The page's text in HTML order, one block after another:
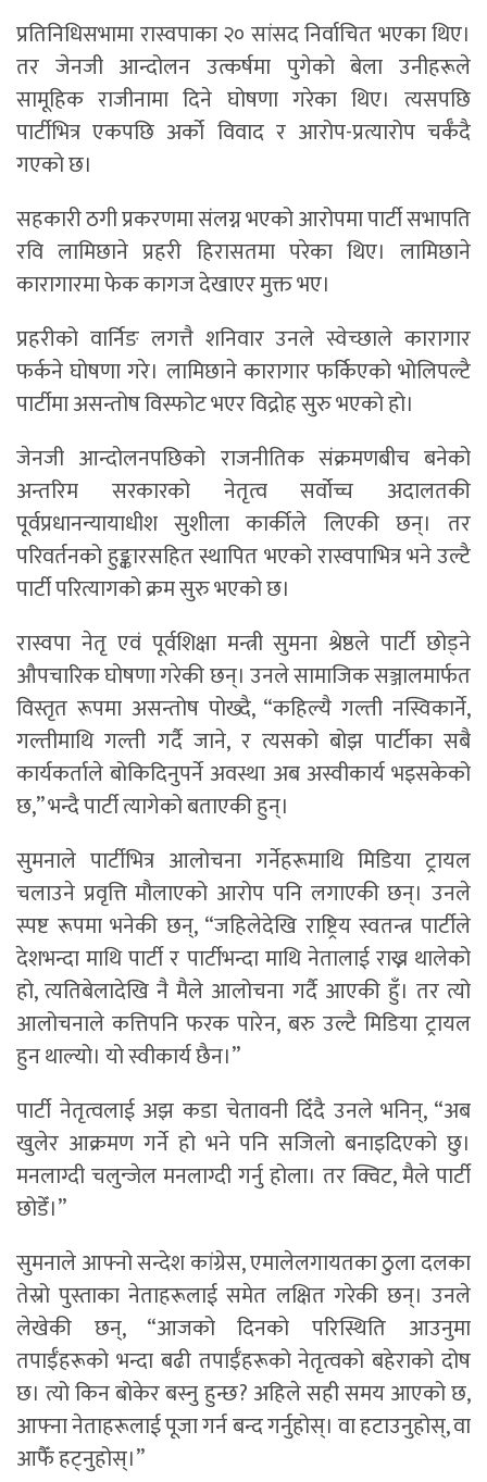
प्रतिनिधिसभामा रास्वपाका २० सांसद निर्वाचित भएका थिए।
तर जेनजी आन्दोलन उत्कर्षमा पुगेको बेला उनीहरूले
सामूहिक राजीनामा दिने घोषणा गरेका थिए। त्यसपछि
पार्टीभित्र एकपछि अर्को विवाद र आरोप-प्रत्यारोप चर्कँदै
गएको छ।
सहकारी ठगी प्रकरणमा संलग्न भएको आरोपमा पार्टी सभापति
रवि लामिछाने प्रहरी हिरासतमा परेका थिए। लामिछाने
कारागारमा फेक कागज देखाएर मुक्त भए।
प्रहरीको वार्निङ लगत्तै शनिवार उनले स्वेच्छाले कारागार
फर्कने घोषणा गरे। लामिछाने कारागार फर्किएको भोलिपल्टै
पार्टीमा असन्तोष विस्फोट भएर विद्रोह सुरु भएको हो।
जेनजी आन्दोलनपछिको राजनीतिक संक्रमणबीच बनेको
अन्तरिम सरकारको नेतृत्व सर्वोच्च अदालतकी
पूर्वप्रधानन्यायाधीश सुशीला कार्कीले लिएकी छन्। तर
परिवर्तनको हुङ्कारसहित स्थापित भएको रास्वपाभित्र भने उल्टै
पार्टी परित्यागको क्रम सुरु भएको छ।
रास्वपा नेतृ एवं पूर्वशिक्षा मन्त्री सुमना श्रेष्ठले पार्टी छोड्ने
औपचारिक घोषणा गरेकी छन्। उनले सामाजिक सञ्जालमार्फत
विस्तृत रूपमा असन्तोष पोख्दै, “कहिल्यै गल्ती नस्विकार्ने,
गल्तीमाथि गल्ती गर्दै जाने, र त्यसको बोझ पार्टीका सबै
कार्यकर्ताले बोकिदिनुपर्ने अवस्था अब अस्वीकार्य भइसकेको
छ,” भन्दै पार्टी त्यागेको बताएकी हुन्।
सुमनाले पार्टीभित्र आलोचना गर्नेहरूमाथि मिडिया ट्रायल
चलाउने प्रवृत्ति मौलाएको आरोप पनि लगाएकी छन्। उनले
स्पष्ट रूपमा भनेकी छन्, “जहिलेदेखि राष्ट्रिय स्वतन्त्र पार्टीले
देशभन्दा माथि पार्टी र पार्टीभन्दा माथि नेतालाई राख्न थालेको
हो, त्यतिबेलादेखि नै मैले आलोचना गर्दै आएकी हुँ। तर त्यो
आलोचनाले कत्तिपनि फरक पारेन, बरु उल्टै मिडिया ट्रायल
हुन थाल्यो। यो स्वीकार्य छैन।”
पार्टी नेतृत्वलाई अझ कडा चेतावनी दिँदै उनले भनिन्, “अब
खुलेर आक्रमण गर्ने हो भने पनि सजिलो बनाइदिएको छु।
मनलाग्दी चलुन्जेल मनलाग्दी गर्नु होला। तर क्विट, मैले पार्टी
छोडेँ।”
सुमनाले आफ्नो सन्देश कांग्रेस, एमालेलगायतका ठुला दलका
तेस्रो पुस्ताका नेताहरूलाई समेत लक्षित गरेकी छन्। उनले
लेखेकी छन्, “आजको दिनको परिस्थिति आउनुमा
तपाईँहरूको भन्दा बढी तपाईँहरूको नेतृत्वको बहेराको दोष
छ। त्यो किन बोकेर बस्नु हुन्छ? अहिले सही समय आएको छ,
आफ्ना नेताहरूलाई पूजा गर्न बन्द गर्नुहोस्। वा हटाउनुहोस्, वा
आफैँ हट्नुहोस्।”